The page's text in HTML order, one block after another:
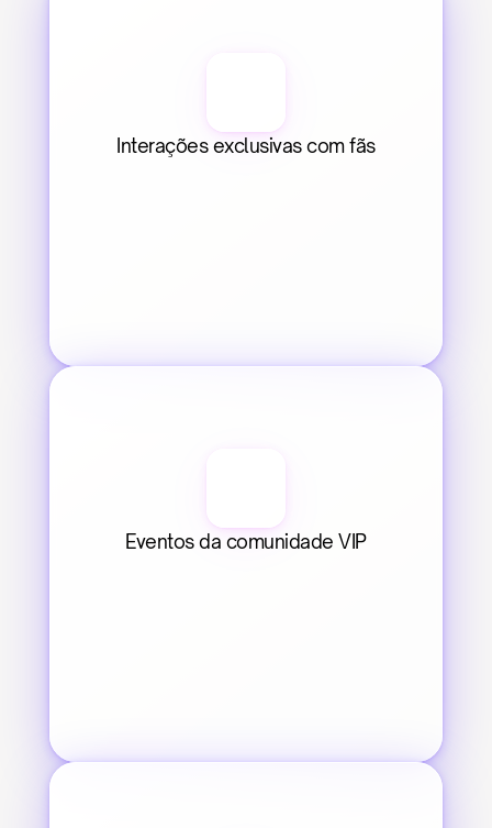
Interações exclusivas com fãs
Eventos da comunidade VIP